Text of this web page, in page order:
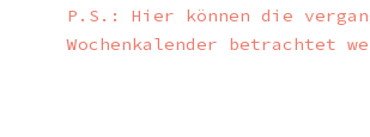
P.S.: Hier können die
Wochenkalender betrachtet